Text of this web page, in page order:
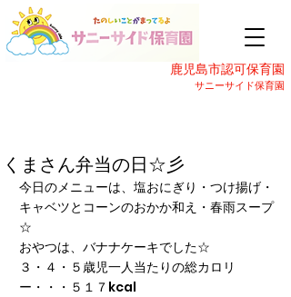
鹿児島市認可保育園
サニーサイド保育園
くまさん弁当の日☆彡
今日のメニューは、塩おにぎり・つけ揚げ・
キャベツとコーンのおかか和え・春雨スープ
☆
おやつは、バナナケーキでした☆
３・４・５歳児一人当たりの総カロリ
ー・・・５１７kcal